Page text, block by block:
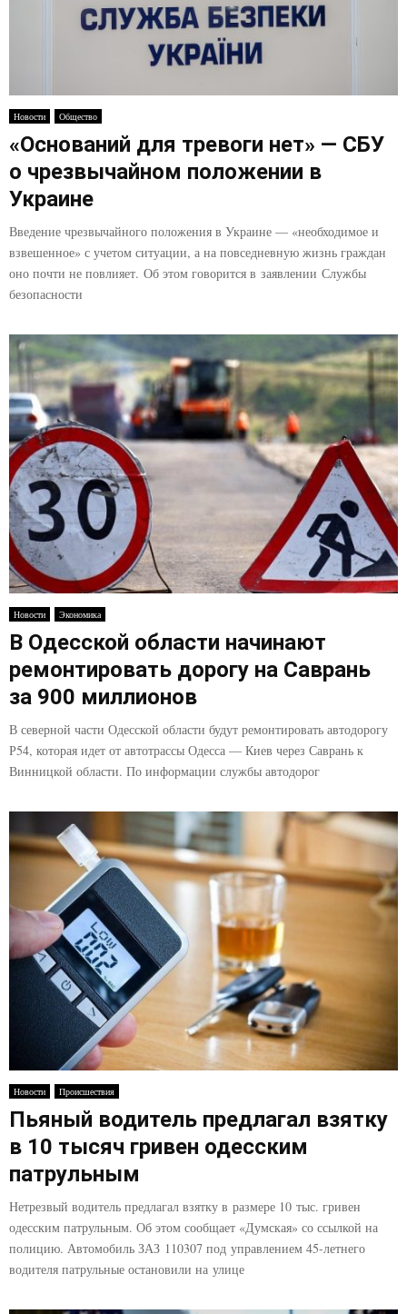
Новости Общество
«Оснований для тревоги нет» — СБУ
о чрезвычайном положении в
Украине
Введение чрезвычайного положения в Украине — «необходимое и
взвешенное» с учетом ситуации, а на повседневную жизнь граждан
оно почти не повлияет. Об этом говорится в заявлении Службы
безопасности
Новости Экономика
В Одесской области начинают
ремонтировать дорогу на Саврань
за 900 миллионов
В северной части Одесской области будут ремонтировать автодорогу
Р54, которая идет от автотрассы Одесса — Киев через Саврань к
Винницкой области. По информации службы автодорог
Новости Происшествия
Пьяный водитель предлагал взятку
в 10 тысяч гривен одесским
патрульным
Нетрезвый водитель предлагал взятку в размере 10 тыс. гривен
одесским патрульным. Об этом сообщает «Думская» со ссылкой на
полицию. Автомобиль ЗАЗ 110307 под управлением 45-летнего
водителя патрульные остановили на улице